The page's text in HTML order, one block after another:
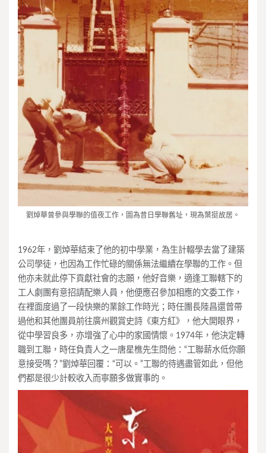
劉焯華曾參與學聯的值夜工作，圖為昔日學聯舊址，現為葉挺故居。
1962年，劉焯華結束了他的初中學業，為生計輟學去當了建築
公司學徒，也因為工作忙碌的關係無法繼續在學聯的工作。但
他亦未就此停下貢獻社會的志願，他好音樂，適逢工聯轄下的
工人劇團有意招請配樂人員，他便應召參加相應的文委工作，
在裡面度過了一段快樂的業餘工作時光；時任團長陸昌還曾帶
過他和其他團員前往廣州觀賞史詩《東方紅》，他大開眼界，
從中學習良多，亦增強了心中的家國情懷。1974年，他決定轉
職到工聯，時任負責人之一唐星樵先生問他：“工聯薪水低你願
意接受嗎？”劉焯華回覆：“可以。”工聯的待遇盡管如此，但他
們都是很少計較收入而寧願多做實事的。